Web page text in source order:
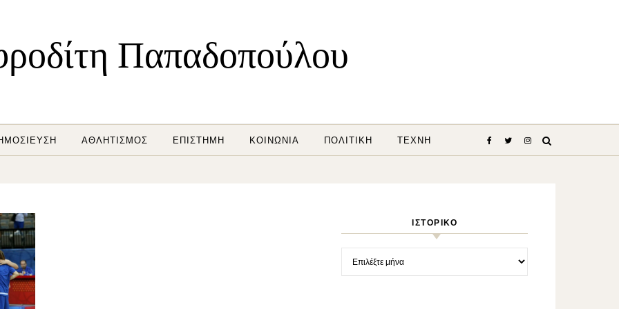
Παπαδοπούλου
ΑΘΛΗΤΙΣΜΌΣ ΕΠΙΣΤΉΜΗ ΚΟΙΝΩΝΊΑ ΠΟΛΙΤΙΚΉ ΤΈΧΝΗ
ΙΣΤΟΡΙΚΌ
Ιστορικό